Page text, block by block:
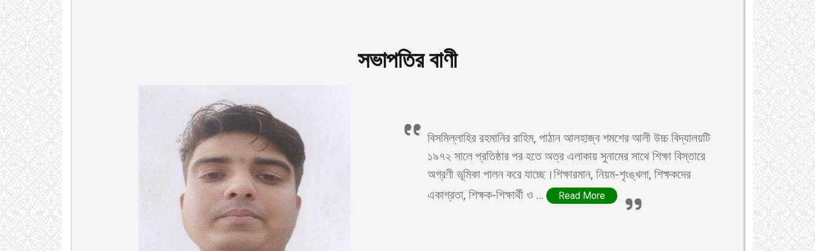
সভাপতির বাণী
বিসমিল্লাহির রহমানির রাহিম, পাঠান আলহাজ্ব শমশের আলী উচ্চ বিদ্যালয়টি
১৯৭২ সালে প্রতিষ্ঠার পর হতে অত্র এলাকায় সুনামের সাথে শিক্ষা বিস্তারে
অগ্রণী ভূমিকা পালন করে যাচ্ছে।শিক্ষারমান, নিয়ম-শৃংঙ্খলা, শিক্ষকদের
একাগ্রতা, শিক্ষক-শিক্ষার্থী ও ...
Read More